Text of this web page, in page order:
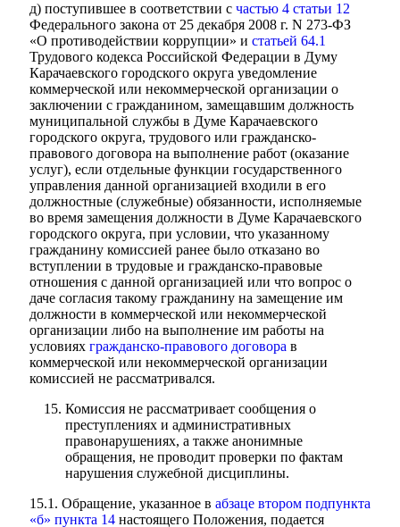
д) поступившее в соответствии с частью 4 статьи 12
Федерального закона от 25 декабря 2008 г. N 273-ФЗ
«О противодействии коррупции» и статьей 64.1
Трудового кодекса Российской Федерации в Думу
Карачаевского городского округа уведомление
коммерческой или некоммерческой организации о
заключении с гражданином, замещавшим должность
муниципальной службы в Думе Карачаевского
городского округа, трудового или гражданско-
правового договора на выполнение работ (оказание
услуг), если отдельные функции государственного
управления данной организацией входили в его
должностные (служебные) обязанности, исполняемые
во время замещения должности в Думе Карачаевского
городского округа, при условии, что указанному
гражданину комиссией ранее было отказано во
вступлении в трудовые и гражданско-правовые
отношения с данной организацией или что вопрос о
даче согласия такому гражданину на замещение им
должности в коммерческой или некоммерческой
организации либо на выполнение им работы на
условиях гражданско-правового договора в
коммерческой или некоммерческой организации
комиссией не рассматривался.
Комиссия не рассматривает сообщения о
преступлениях и административных
правонарушениях, а также анонимные
обращения, не проводит проверки по фактам
нарушения служебной дисциплины.
15.1. Обращение, указанное в абзаце втором подпункта
«б» пункта 14 настоящего Положения, подается